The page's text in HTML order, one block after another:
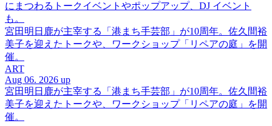
にまつわるトークイベントやポップアップ、DJ イベント
も。
宮田明日鹿が主宰する「港まち手芸部」が10周年。佐久間裕
美子を迎えたトークや、ワークショップ「リペアの庭」を開
催。
ART
Aug 06. 2026 up
宮田明日鹿が主宰する「港まち手芸部」が10周年。佐久間裕
美子を迎えたトークや、ワークショップ「リペアの庭」を開
催。